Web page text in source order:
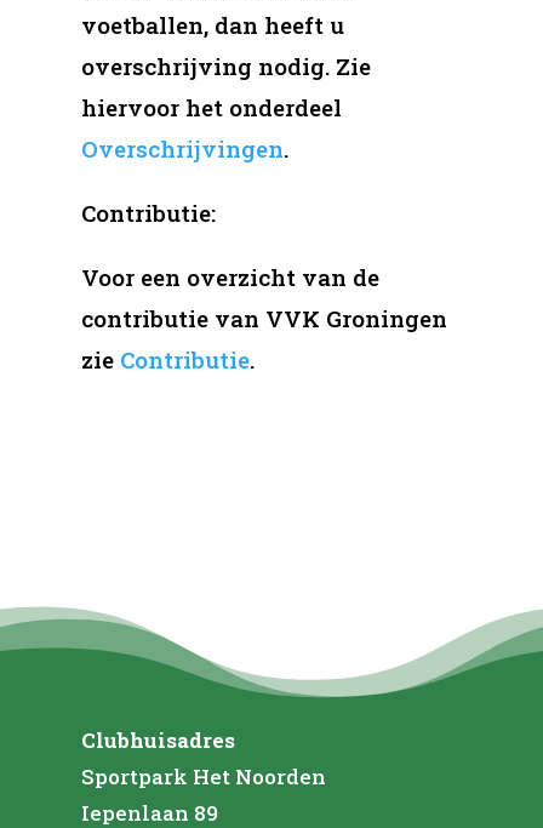
voetballen, dan heeft u
overschrijving nodig. Zie
hiervoor het onderdeel
Overschrijvingen.
Contributie:
Voor een overzicht van de
contributie van VVK Groningen
zie Contributie.
Clubhuisadres
Sportpark Het Noorden
Iepenlaan 89